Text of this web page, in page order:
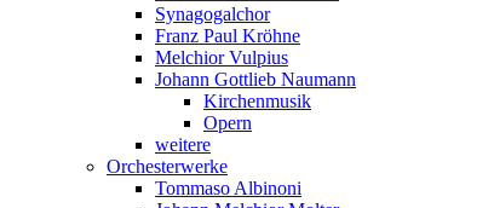
Synagogalchor
Franz Paul Kröhne
Melchior Vulpius
Johann Gottlieb Naumann
Kirchenmusik
Opern
weitere
Orchesterwerke
Tommaso Albinoni